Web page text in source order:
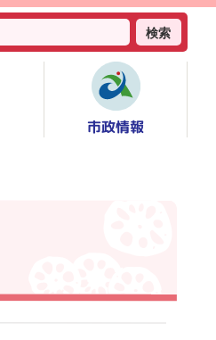
検索
市政情報